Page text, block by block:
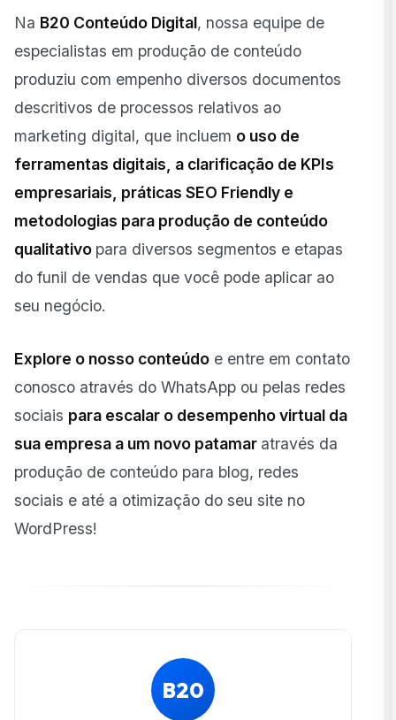
Na B20 Conteúdo Digital, nossa equipe de
especialistas em produção de conteúdo
produziu com empenho diversos documentos
descritivos de processos relativos ao
marketing digital, que incluem o uso de
ferramentas digitais, a clarificação de KPIs
empresariais, práticas SEO Friendly e
metodologias para produção de conteúdo
qualitativo para diversos segmentos e etapas
do funil de vendas que você pode aplicar ao
seu negócio.
Explore o nosso conteúdo e entre em contato
conosco através do WhatsApp ou pelas redes
sociais para escalar o desempenho virtual da
sua empresa a um novo patamar através da
produção de conteúdo para blog, redes
sociais e até a otimização do seu site no
WordPress!
B20